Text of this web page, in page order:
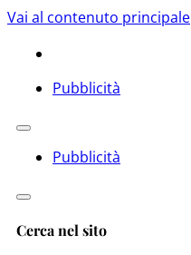
Vai al contenuto principale
Pubblicità
Pubblicità
Cerca nel sito